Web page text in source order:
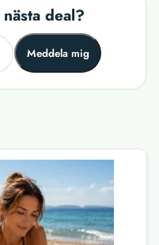
deal?
Meddela mig